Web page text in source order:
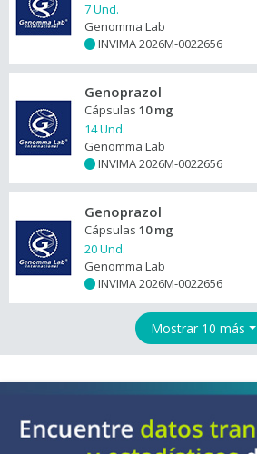
7 Und.
Genomma Lab
INVIMA 2026M-0022656
Genoprazol
Cápsulas 10 mg
14 Und.
Genomma Lab
INVIMA 2026M-0022656
Genoprazol
Cápsulas 10 mg
20 Und.
Genomma Lab
INVIMA 2026M-0022656
Mostrar 10 más